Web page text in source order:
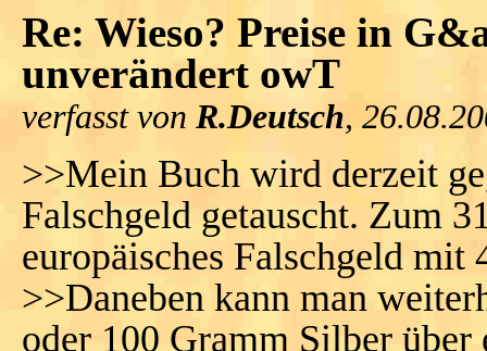
Re: Wieso? Preise in
unverändert owT
verfasst von R.Deutsch,
>>Mein Buch wird derzeit
Falschgeld getauscht. Zum
europäisches Falschgeld mit
>>Daneben kann man
oder 100 Gramm Silber